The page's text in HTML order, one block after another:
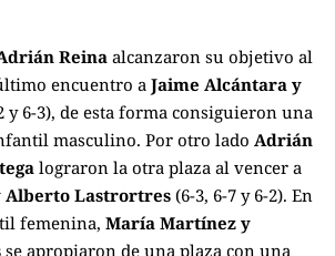
Reina alcanzaron su objetivo al
encuentro a Jaime Alcántara y
y 6-3), de esta forma consiguieron una
masculino. Por otro lado Adrián
lograron la otra plaza al vencer a
Alberto Lastrortres (6-3, 6-7 y 6-2). En
femenina, María Martínez y
se apropiaron de una plaza con una